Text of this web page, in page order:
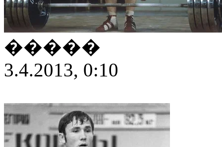
�����
3.4.2013, 0:10